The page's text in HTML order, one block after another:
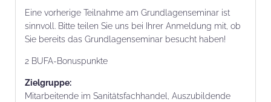
Eine vorherige Teilnahme am Grundlagenseminar ist
sinnvoll. Bitte teilen Sie uns bei Ihrer Anmeldung mit, ob
Sie bereits das Grundlagenseminar besucht haben!
2 BUFA-Bonuspunkte
Zielgruppe:
Mitarbeitende im Sanitätsfachhandel, Auszubildende